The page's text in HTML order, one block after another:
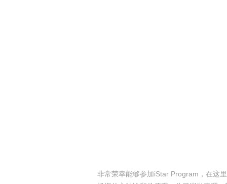
非常荣幸能够参加iStar Program，在这